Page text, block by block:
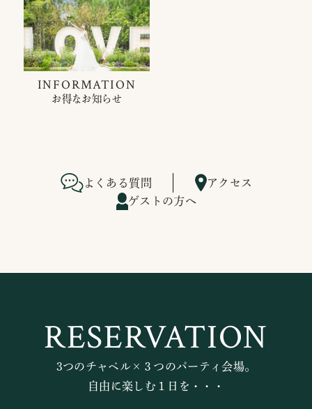
INFORMATION
お得なお知らせ
よくある質問
アクセス
ゲストの方へ
RESERVATION
3つのチャペル×３つのパーティ会場。
自由に楽しむ１日を・・・